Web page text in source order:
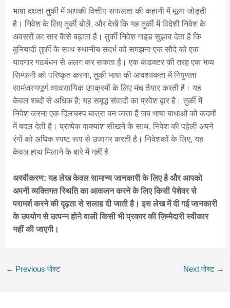
भाषा दक्षता तुर्की में आपकी वित्तीय सफलता की कहानी में मूल्य जोड़ती
है। निवेश के लिए तुर्की बोलें, और देखें कि यह तुर्की में विदेशी निवेश के
अवसरों का सार कैसे बढ़ाता है। तुर्की निवेश गाइड सुझाव देता है कि
बुनियादी तुर्की के साथ स्थानीय संदर्भ को समझना एक सौदे को एक
यादगार गठबंधन से अलग कर सकता है। एक कंडक्टर की तरह एक भव्य
सिम्फनी को परिष्कृत करना, तुर्की भाषा की आवश्यकता में निपुणता
सामंजस्यपूर्ण व्यावसायिक उपक्रमों के लिए मंच तैयार करती है। यह
केवल शब्दों से अधिक है; यह समृद्ध संवादों का प्रवेश द्वार है। तुर्की में
निवेश करना एक दिलचस्प यात्रा बन जाता है जब भाषा बाधाओं को कदमों
में बदल देती है। प्रत्येक वाक्यांश सीखने के साथ, निवेश की पहेली अपने
रंगों को अधिक स्पष्ट रूप से उजागर करती है। निवेशकों के लिए, यह
केवल हाथ मिलाने के बारे में नहीं है
अस्वीकरण: यह लेख केवल सामान्य जानकारी के लिए है और आपको
अपनी व्यक्तिगत स्थिति का आकलन करने के लिए किसी पेशेवर से
परामर्श करने की दृढ़ता से सलाह दी जाती है। इस लेख में दी गई जानकारी
के उपयोग से उत्पन्न होने वाली किसी भी प्रकार की ज़िम्मेदारी स्वीकार
नहीं की जाएगी।
← Previous पोस्ट Next पोस्ट →